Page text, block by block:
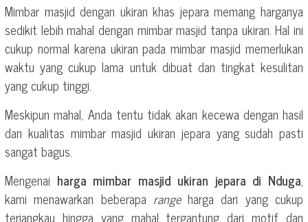
Mimbar masjid dengan ukiran khas jepara memang harganya
sedikit lebih mahal dengan mimbar masjid tanpa ukiran. Hal ini
cukup normal karena ukiran pada mimbar masjid memerlukan
waktu yang cukup lama untuk dibuat dan tingkat kesulitan
yang cukup tinggi.
Meskipun mahal, Anda tentu tidak akan kecewa dengan hasil
dan kualitas mimbar masjid ukiran jepara yang sudah pasti
sangat bagus.
Mengenai harga mimbar masjid ukiran jepara di Nduga,
kami menawarkan beberapa rangeharga dari yang cukup
terjangkau hingga yang mahal tergantung dari motif dan